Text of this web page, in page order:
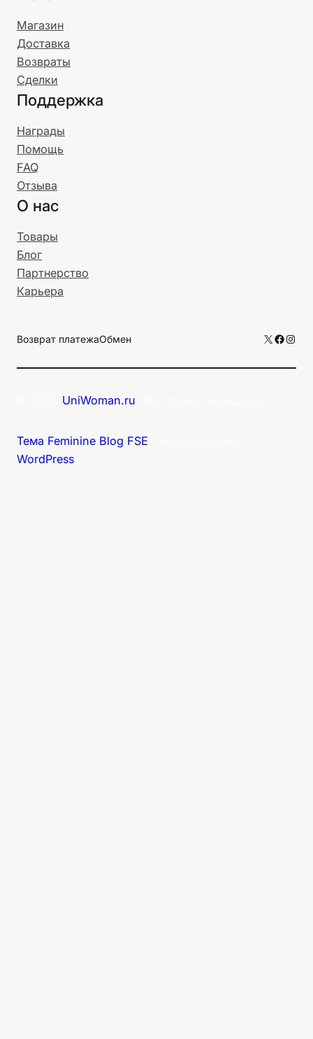
Магазин
Доставка
Возвраты
Сделки
Поддержка
Награды
Помощь
FAQ
Отзыва
О нас
Товары
Блог
Партнерство
Карьера
Возврат платежаОбмен X
UniWoman.ru
Тема Feminine Blog FSE
WordPress